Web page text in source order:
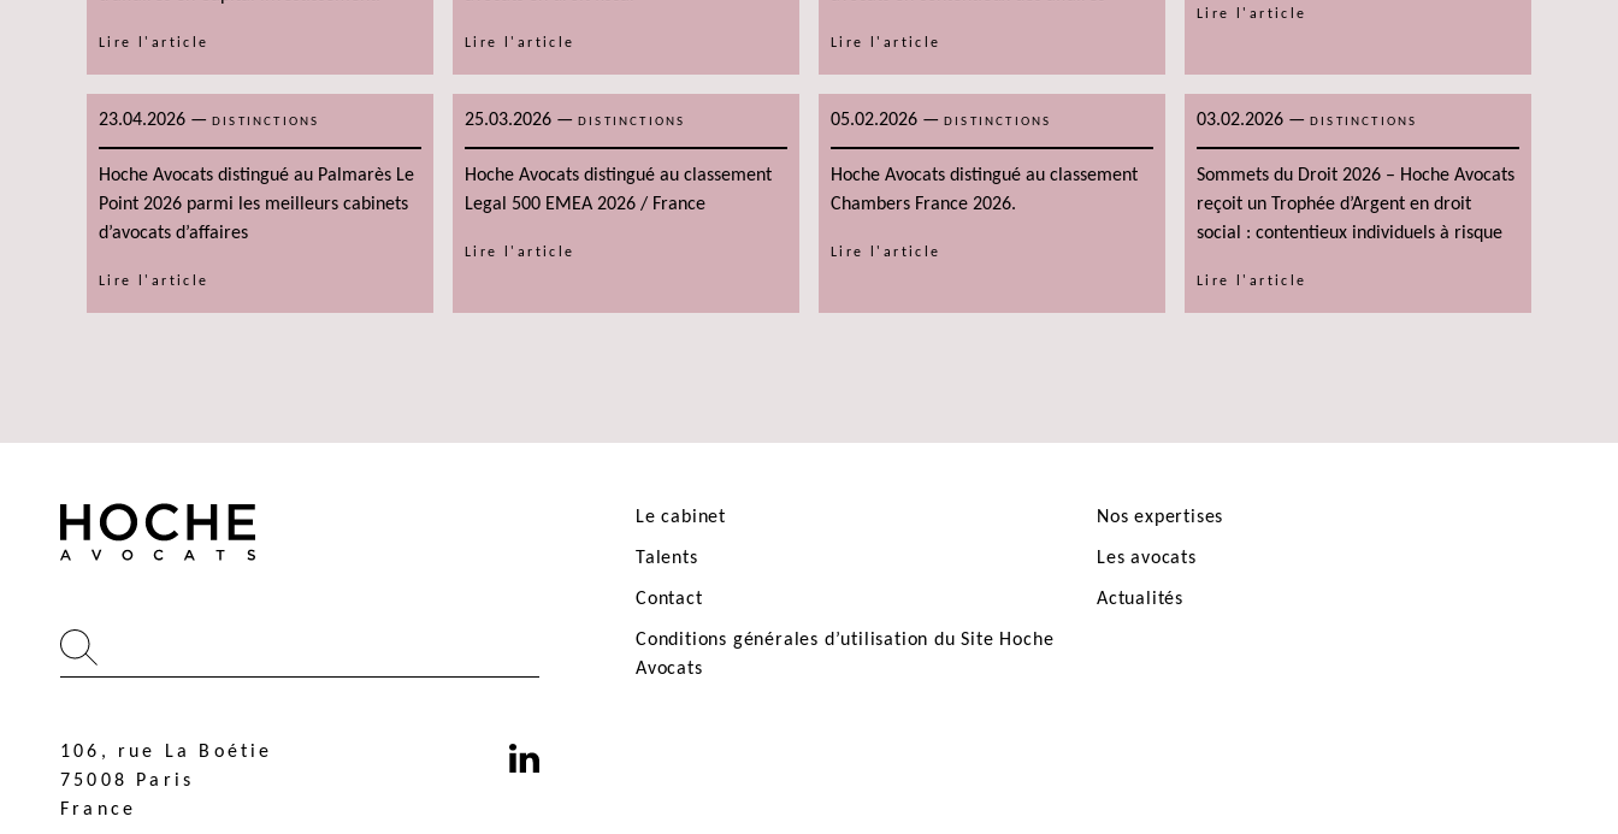
106, rue La Boétie
75008 Paris
France
Lire l'article Lire l'article Lire l'article
Lire l'article
23.04.2026 — DISTINCTIONS
Hoche Avocats distingué au Palmarès Le
Point 2026 parmi les meilleurs cabinets
d’avocats d’affaires
Lire l'article
25.03.2026 — DISTINCTIONS
Hoche Avocats distingué au classement
Legal 500 EMEA 2026 / France
Lire l'article
05.02.2026 — DISTINCTIONS
Hoche Avocats distingué au classement
Chambers France 2026.
Lire l'article
03.02.2026 — DISTINCTIONS
Sommets du Droit 2026 – Hoche Avocats
reçoit un Trophée d’Argent en droit
social : contentieux individuels à risque
Lire l'article
106, rue La Boétie
75008 Paris
France
Le cabinet Nos expertises
Talents Les avocats
Contact Actualités
Conditions générales d’utilisation du Site Hoche
Avocats